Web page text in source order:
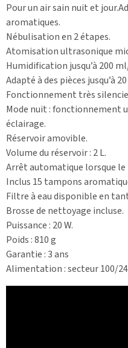
Pour un air sain nuit et
aromatiques.
Nébulisation en 2 étapes.
Atomisation ultrasonique
Humidification jusqu’à 200
Adapté à des pièces jusqu’à
Fonctionnement très
Mode nuit : fonctionnement
éclairage.
Réservoir amovible.
Volume du réservoir : 2 L.
Arrêt automatique lorsque le
Inclus 15 tampons
Filtre à eau disponible en tant
Brosse de nettoyage incluse.
Puissance : 20 W.
Poids : 810 g
Garantie : 3 ans
Alimentation : secteur 100/